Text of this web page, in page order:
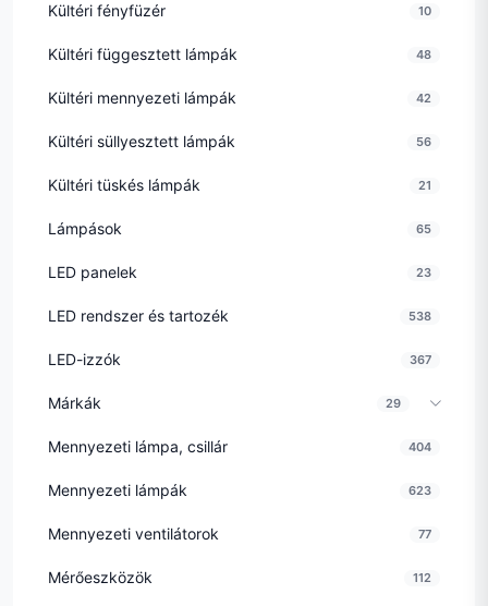
Kültéri fényfüzér 10
Kültéri függesztett lámpák 48
Kültéri mennyezeti lámpák 42
Kültéri süllyesztett lámpák 56
Kültéri tüskés lámpák 21
Lámpások 65
LED panelek 23
LED rendszer és tartozék 538
LED-izzók 367
Márkák 29
Mennyezeti lámpa, csillár 404
Mennyezeti lámpák 623
Mennyezeti ventilátorok 77
Mérőeszközök 112